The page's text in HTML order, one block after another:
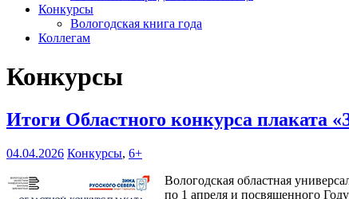
Конкурсы
Вологодская книга года
Коллегам
Конкурсы
Итоги Областного конкурса плаката
04.04.2026 Конкурсы, 6+
Вологодская областная
по 1 апреля и посвященного